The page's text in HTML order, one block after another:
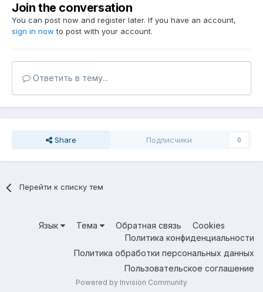
Join the conversation
You can post now and register later. If you have an account,
sign in now to post with your account.
Ответить в тему...
Share Подписчики 0
Перейти к списку тем
Язык Тема Обратная связь
Cookies
Политика конфиденциальности
Политика обработки персональных данных
Пользовательское соглашение
Powered by Invision Community